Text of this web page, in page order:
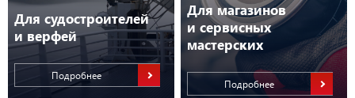
Для судостроителей
и верфей
Подробнее
Для магазинов
и сервисных
мастерских
Подробнее